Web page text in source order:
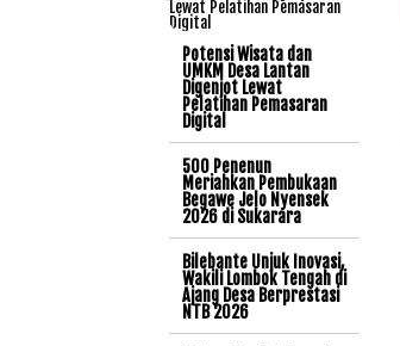
Potensi Wisata dan
UMKM Desa Lantan
Digenjot Lewat
Pelatihan Pemasaran
Digital
500 Penenun
Meriahkan Pembukaan
Begawe Jelo Nyensek
2026 di Sukarara
Bilebante Unjuk Inovasi,
Wakili Lombok Tengah di
Ajang Desa Berprestasi
NTB 2026